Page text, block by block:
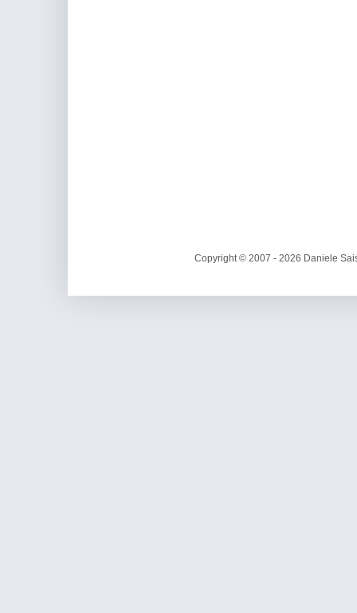
Copyright © 2007 - 2026 Daniele